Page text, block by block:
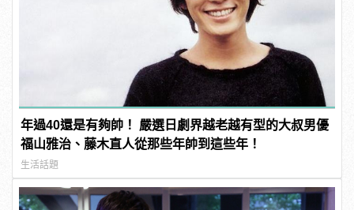
年過40還是有夠帥！ 嚴選日劇界越老越有型的大叔男優
福山雅治、藤木直人從那些年帥到這些年！
生活話題